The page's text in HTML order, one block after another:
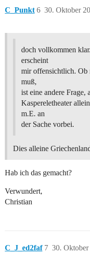
C_Punkt 30. Oktober
6
doch vollkommen
erscheint
mir offensichtlich. Ob
muß,
ist eine andere Frage,
Kaspereletheater
m.E. an
der Sache vorbei.
Dies alleine
Hab ich das gemacht?
Verwundert,
Christian
C_J_ed2faf 30.
7